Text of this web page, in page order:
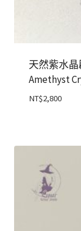
天然紫水
Amethyst
NT$2,800